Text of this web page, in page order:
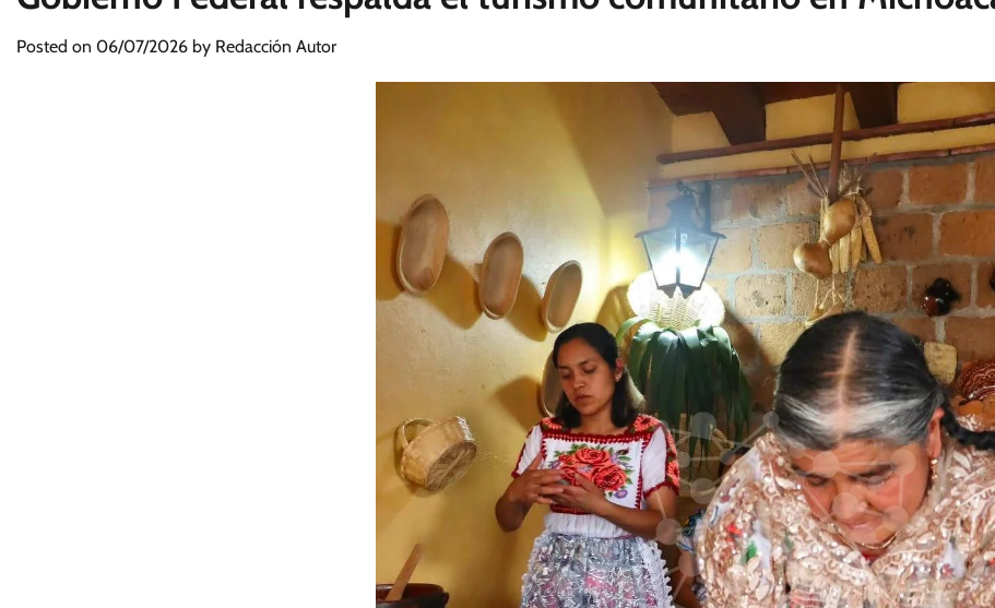
Posted on 06/07/2026 by Redacción Autor